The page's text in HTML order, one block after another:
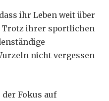
ihr Leben weit über
Trotz ihrer sportlichen
nicht vergessen
Fokus auf